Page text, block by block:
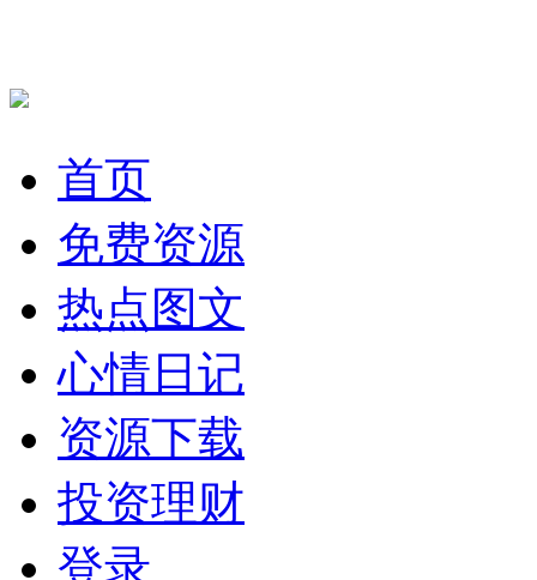
首页
免费资源
热点图文
心情日记
资源下载
投资理财
登录